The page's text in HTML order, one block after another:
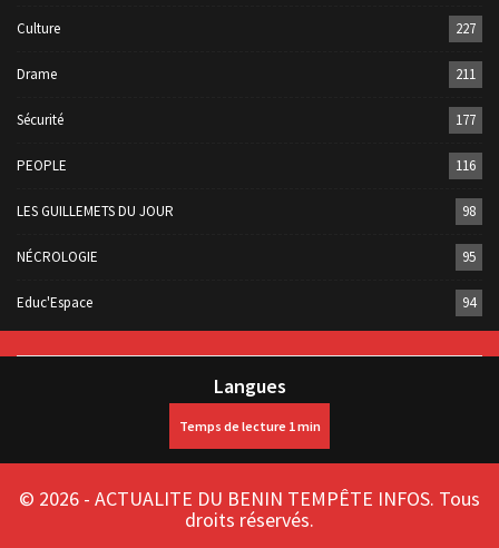
Culture 227
Drame 211
Sécurité 177
PEOPLE 116
LES GUILLEMETS DU JOUR 98
NÉCROLOGIE 95
Educ'Espace 94
Langues
© 2026 - ACTUALITE DU BENIN TEMPÊTE INFOS. Tous
droits réservés.